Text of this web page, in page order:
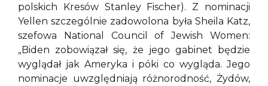
polskich Kresów Stanley Fischer). Z nominacji
Yellen szczególnie zadowolona była Sheila Katz,
szefowa National Council of Jewish Women:
„Biden zobowiązał się, że jego gabinet będzie
wyglądał jak Ameryka i póki co wygląda. Jego
nominacje uwzględniają różnorodność, Żydów,